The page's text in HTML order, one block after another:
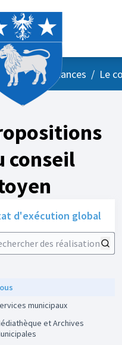
Menu principal
/ Vos instances / Le
conseil
d'exécution global
des réalisations
Tous
Services municipaux